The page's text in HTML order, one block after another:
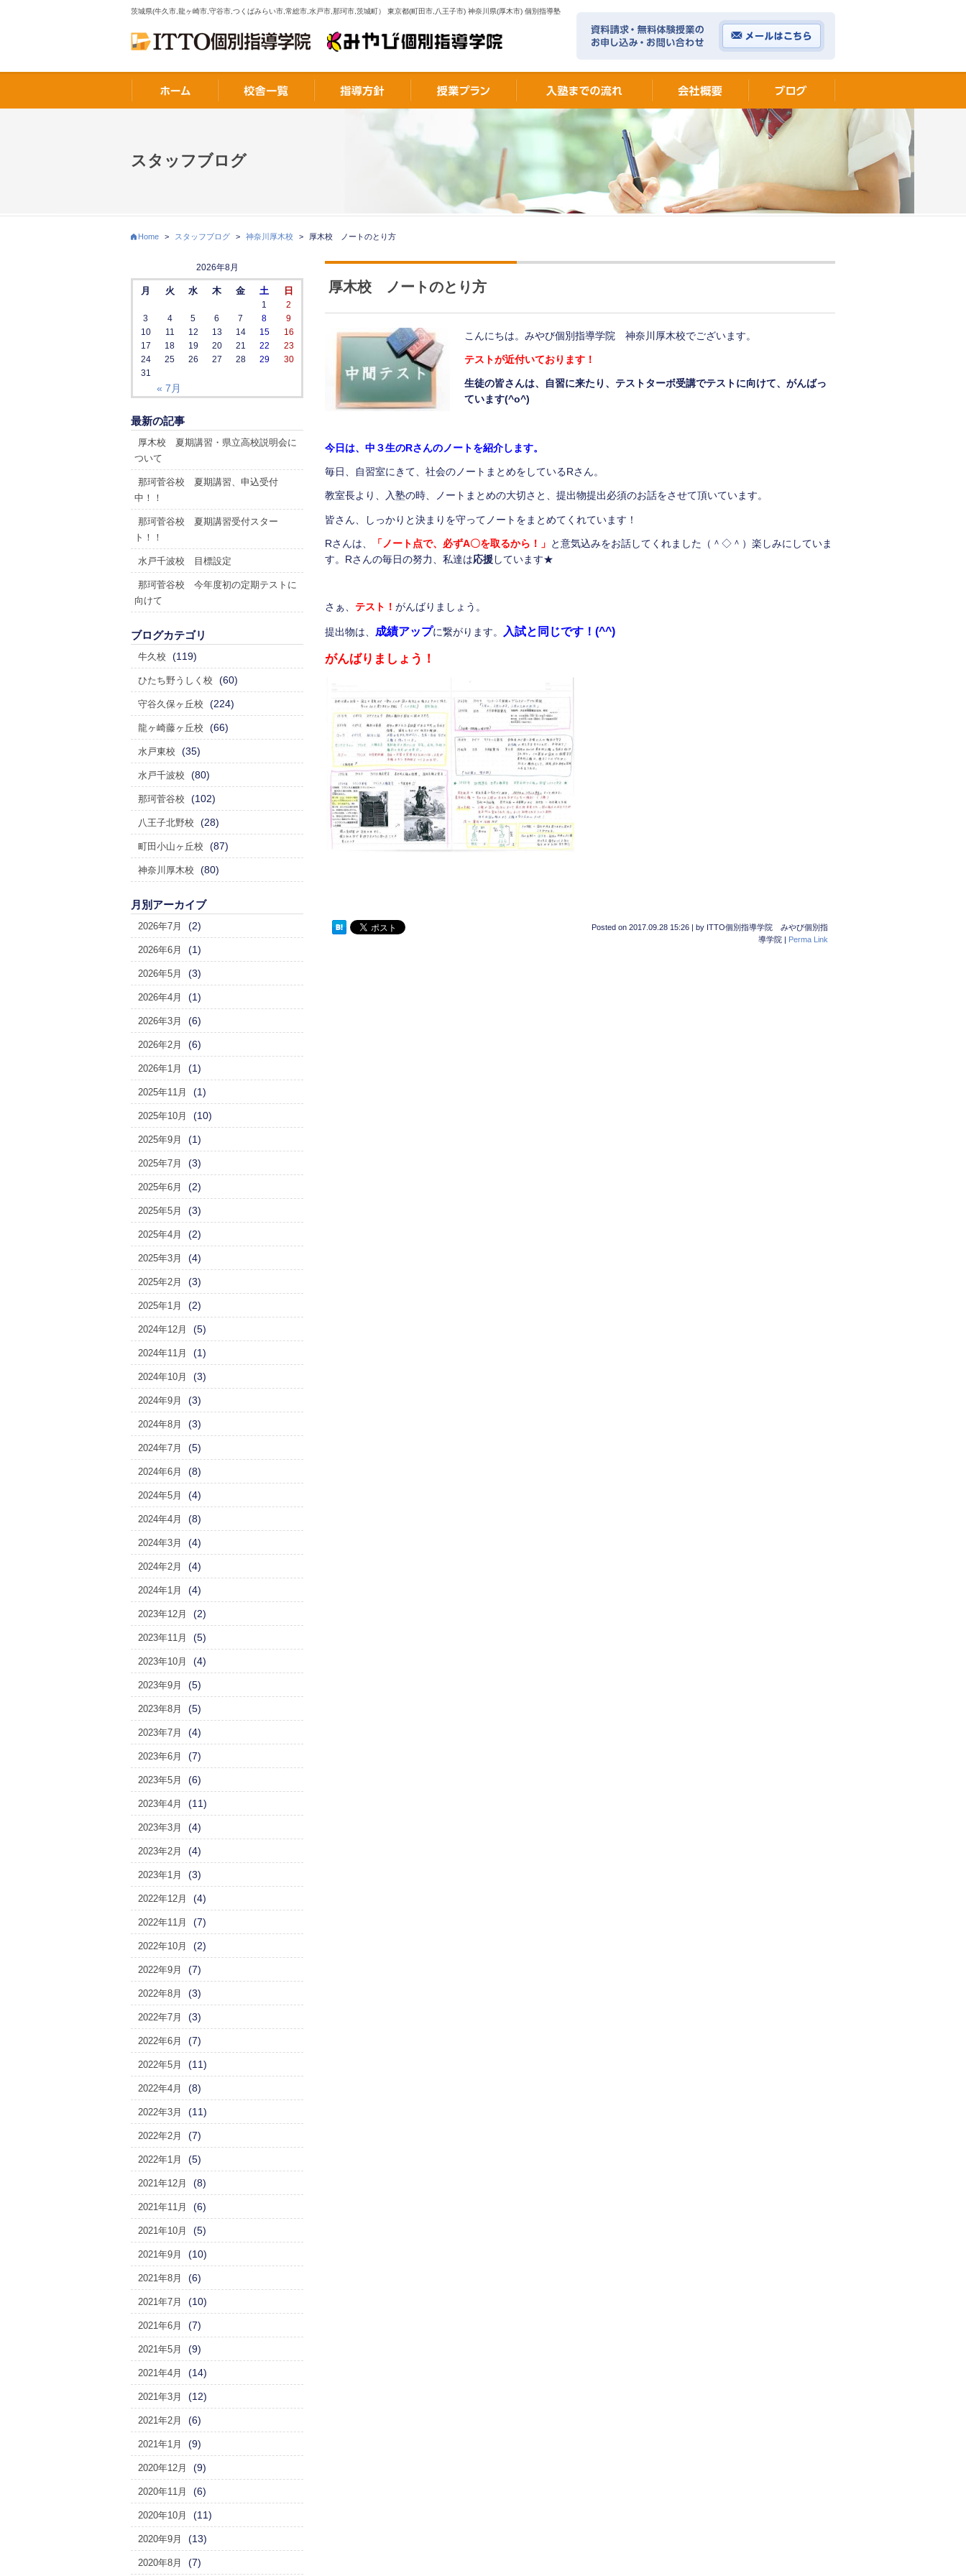
茨城県(牛久市,龍ヶ崎市,守谷市,つくばみらい市,常総市,水戸市,那珂市,茨城町） 東京都(町田市,八王子市) 神奈川県(厚木市) 個別指導塾
スタッフブログ
Home > スタッフブログ > 神奈川厚木校 > 厚木校 ノートのとり方
厚木校 ノートのとり方
こんにちは。みやび個別指導学院 神奈川厚木校でございます。
テストが近付いております！
生徒の皆さんは、自習に来たり、テストターボ受講でテストに向けて、がんばっ
ています(^o^)
今日は、 中３生のRさんのノートを紹介します。
毎日、自習室にきて、社会のノートまとめをしているRさん。
教室長より、入塾の時、ノートまとめの大切さと、提出物提出必須のお話をさせて頂いています。
皆さん、しっかりと決まりを守ってノートをまとめてくれています！
Rさんは、 「ノート点で、必ずA〇を取るから！」 と意気込みをお話してくれました（＾◇＾）楽しみにしていま
す。Rさんの毎日の努力、私達は応援しています★
さぁ、 テスト！ がんばりましょう。
提出物は、 成績アップに繋がります。 入試と同じです！ (^^)
がんばりましょう！
Posted on 2017.09.28 15:26 | by ITTO個別指導学院 みやび個別指
導学院 | Perma Link
2026年8月
月 火 水 木 金 土 日
« 7月
1
2
3
4 5 6 7 8
9
10
11 12 13 14 15
16
17
18 19 20 21 22
23
24
25 26 27 28 29
30
31
最新の記事
厚木校 夏期講習・県立高校説明会に
ついて
那珂菅谷校 夏期講習、申込受付
中！！
那珂菅谷校 夏期講習受付スター
ト！！
水戸千波校 目標設定
那珂菅谷校 今年度初の定期テストに
向けて
ブログカテゴリ
牛久校 (119)
ひたち野うしく校 (60)
守谷久保ヶ丘校 (224)
龍ヶ崎藤ヶ丘校 (66)
水戸東校 (35)
水戸千波校 (80)
那珂菅谷校 (102)
八王子北野校 (28)
町田小山ヶ丘校 (87)
神奈川厚木校 (80)
月別アーカイブ
2026年7月 (2)
2026年6月 (1)
2026年5月 (3)
2026年4月 (1)
2026年3月 (6)
2026年2月 (6)
2026年1月 (1)
2025年11月 (1)
2025年10月 (10)
2025年9月 (1)
2025年7月 (3)
2025年6月 (2)
2025年5月 (3)
2025年4月 (2)
2025年3月 (4)
2025年2月 (3)
2025年1月 (2)
2024年12月 (5)
2024年11月 (1)
2024年10月 (3)
2024年9月 (3)
2024年8月 (3)
2024年7月 (5)
2024年6月 (8)
2024年5月 (4)
2024年4月 (8)
2024年3月 (4)
2024年2月 (4)
2024年1月 (4)
2023年12月 (2)
2023年11月 (5)
2023年10月 (4)
2023年9月 (5)
2023年8月 (5)
2023年7月 (4)
2023年6月 (7)
2023年5月 (6)
2023年4月 (11)
2023年3月 (4)
2023年2月 (4)
2023年1月 (3)
2022年12月 (4)
2022年11月 (7)
2022年10月 (2)
2022年9月 (7)
2022年8月 (3)
2022年7月 (3)
2022年6月 (7)
2022年5月 (11)
2022年4月 (8)
2022年3月 (11)
2022年2月 (7)
2022年1月 (5)
2021年12月 (8)
2021年11月 (6)
2021年10月 (5)
2021年9月 (10)
2021年8月 (6)
2021年7月 (10)
2021年6月 (7)
2021年5月 (9)
2021年4月 (14)
2021年3月 (12)
2021年2月 (6)
2021年1月 (9)
2020年12月 (9)
2020年11月 (6)
2020年10月 (11)
2020年9月 (13)
2020年8月 (7)